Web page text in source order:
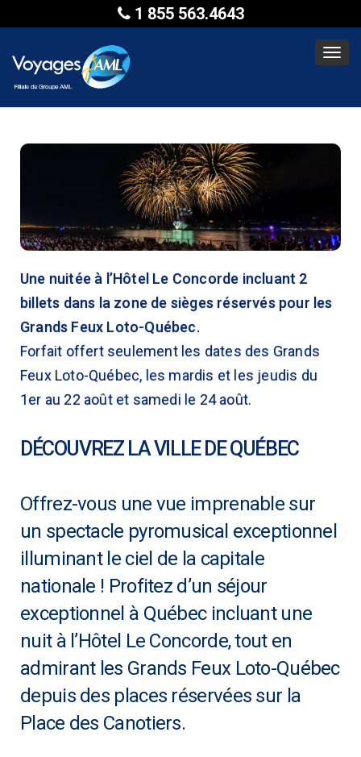
1 855 563.4643
Une nuitée à l’Hôtel Le Concorde incluant 2
billets dans la zone de sièges réservés pour les
Grands Feux Loto-Québec.
Forfait offert seulement les dates des Grands
Feux Loto-Québec, les mardis et les jeudis du
1er au 22 août et samedi le 24 août.
DÉCOUVREZ LA VILLE DE QUÉBEC
Offrez-vous une vue imprenable sur
un spectacle pyromusical exceptionnel
illuminant le ciel de la capitale
nationale ! Profitez d’un séjour
exceptionnel à Québec incluant une
nuit à l’Hôtel Le Concorde, tout en
admirant les Grands Feux Loto-Québec
depuis des places réservées sur la
Place des Canotiers.